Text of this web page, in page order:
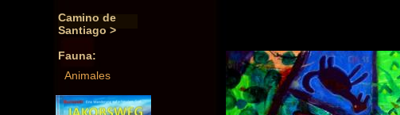
Camino de
Santiago >
Fauna:
Animales